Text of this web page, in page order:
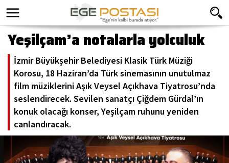
Yeşilçam’a notalarla yolculuk
İzmir Büyükşehir Belediyesi Klasik Türk Müziği
Korosu, 18 Haziran’da Türk sinemasının unutulmaz
film müziklerini Aşık Veysel Açıkhava Tiyatrosu’nda
seslendirecek. Sevilen sanatçı Çiğdem Gürdal’ın
konuk olacağı konser, Yeşilçam ruhunu yeniden
canlandıracak.